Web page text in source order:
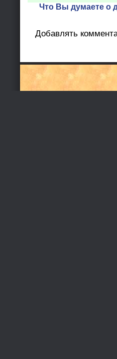
Что Вы думаете о
Добавлять